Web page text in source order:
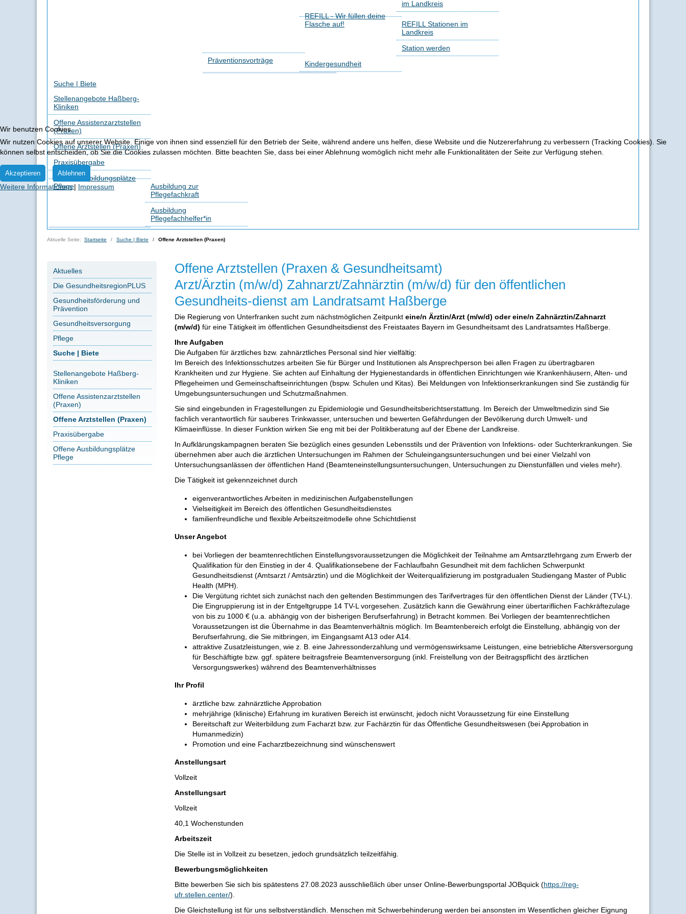
im Landkreis
REFILL - Wir füllen deine
Flasche auf!
REFILL Stationen im
Landkreis
Station werden
Präventionsvorträge
Kindergesundheit
Suche | Biete
Stellenangebote Haßberg-
Kliniken
Offene Assistenzarztstellen
(Praxen)
Offene Arztstellen (Praxen)
Praxisübergabe
Offene Ausbildungsplätze
Pflege
Ausbildung zur
Pflegefachkraft
Ausbildung
Pflegefachhelfer*in
Aktuelle Seite: Startseite Suche | Biete Offene Arztstellen (Praxen)
Aktuelles
Die GesundheitsregionPLUS
Gesundheitsförderung und
Prävention
Gesundheitsversorgung
Pflege
Suche | Biete
Stellenangebote Haßberg-
Kliniken
Offene Assistenzarztstellen
(Praxen)
Offene Arztstellen (Praxen)
Praxisübergabe
Offene Ausbildungsplätze
Pflege
Offene Arztstellen (Praxen & Gesundheitsamt)
Arzt/Ärztin (m/w/d) Zahnarzt/Zahnärztin (m/w/d) für den öffentlichen
Gesundheits-dienst am Landratsamt Haßberge
Die Regierung von Unterfranken sucht zum nächstmöglichen Zeitpunkt eine/n Ärztin/Arzt (m/w/d) odereine/n Zahnärztin/Zahnarzt
(m/w/d) für eine Tätigkeit im öffentlichen Gesundheitsdienst des Freistaates Bayern im Gesundheitsamt des Landratsamtes Haßberge.
Ihre Aufgaben
Die Aufgaben für ärztliches bzw. zahnärztliches Personal sind hier vielfältig:
Im Bereich des Infektionsschutzes arbeiten Sie für Bürger und Institutionen als Ansprechperson bei allen Fragen zu übertragbaren
Krankheiten und zur Hygiene. Sie achten auf Einhaltung der Hygienestandards in öffentlichen Einrichtungen wie Krankenhäusern, Alten- und
Pflegeheimen und Gemeinschaftseinrichtungen (bspw. Schulen und Kitas). Bei Meldungen von Infektionserkrankungen sind Sie zuständig für
Umgebungsuntersuchungen und Schutzmaßnahmen.
Sie sind eingebunden in Fragestellungen zu Epidemiologie und Gesundheitsberichtserstattung. Im Bereich der Umweltmedizin sind Sie
fachlich verantwortlich für sauberes Trinkwasser, untersuchen und bewerten Gefährdungen der Bevölkerung durch Umwelt- und
Klimaeinflüsse. In dieser Funktion wirken Sie eng mit bei der Politikberatung auf der Ebene der Landkreise.
In Aufklärungskampagnen beraten Sie bezüglich eines gesunden Lebensstils und der Prävention von Infektions- oder Suchterkrankungen. Sie
übernehmen aber auch die ärztlichen Untersuchungen im Rahmen der Schuleingangsuntersuchungen und bei einer Vielzahl von
Untersuchungsanlässen der öffentlichen Hand (Beamteneinstellungsuntersuchungen, Untersuchungen zu Dienstunfällen und vieles mehr).
Die Tätigkeit ist gekennzeichnet durch
eigenverantwortliches Arbeiten in medizinischen Aufgabenstellungen
Vielseitigkeit im Bereich des öffentlichen Gesundheitsdienstes
familienfreundliche und flexible Arbeitszeitmodelle ohne Schichtdienst
Unser Angebot
bei Vorliegen der beamtenrechtlichen Einstellungsvoraussetzungen die Möglichkeit der Teilnahme am Amtsarztlehrgang zum Erwerb der
Qualifikation für den Einstieg in der 4. Qualifikationsebene der Fachlaufbahn Gesundheit mit dem fachlichen Schwerpunkt
Gesundheitsdienst (Amtsarzt / Amtsärztin) und die Möglichkeit der Weiterqualifizierung im postgradualen Studiengang Master of Public
Health (MPH).
Die Vergütung richtet sich zunächst nach den geltenden Bestimmungen des Tarifvertrages für den öffentlichen Dienst der Länder (TV-L).
Die Eingruppierung ist in der Entgeltgruppe 14 TV-L vorgesehen. Zusätzlich kann die Gewährung einer übertariflichen Fachkräftezulage
von bis zu 1000 € (u.a. abhängig von der bisherigen Berufserfahrung) in Betracht kommen. Bei Vorliegen der beamtenrechtlichen
Voraussetzungen ist die Übernahme in das Beamtenverhältnis möglich. Im Beamtenbereich erfolgt die Einstellung, abhängig von der
Berufserfahrung, die Sie mitbringen, im Eingangsamt A13 oder A14.
attraktive Zusatzleistungen, wie z. B. eine Jahressonderzahlung und vermögenswirksame Leistungen, eine betriebliche Altersversorgung
für Beschäftigte bzw. ggf. spätere beitragsfreie Beamtenversorgung (inkl. Freistellung von der Beitragspflicht des ärztlichen
Versorgungswerkes) während des Beamtenverhältnisses
Ihr Profil
ärztliche bzw. zahnärztliche Approbation
mehrjährige (klinische) Erfahrung im kurativen Bereich ist erwünscht, jedoch nicht Voraussetzung für eine Einstellung
Bereitschaft zur Weiterbildung zum Facharzt bzw. zur Fachärztin für das Öffentliche Gesundheitswesen (bei Approbation in
Humanmedizin)
Promotion und eine Facharztbezeichnung sind wünschenswert
Anstellungsart
Vollzeit
Anstellungsart
Vollzeit
40,1 Wochenstunden
Arbeitszeit
Die Stelle ist in Vollzeit zu besetzen, jedoch grundsätzlich teilzeitfähig.
Bewerbungsmöglichkeiten
Bitte bewerben Sie sich bis spätestens 27.08.2023 ausschließlich über unser Online-Bewerbungsportal JOBquick (https://reg-
ufr.stellen.center/).
Die Gleichstellung ist für uns selbstverständlich. Menschen mit Schwerbehinderung werden bei ansonsten im Wesentlichen gleicher Eignung
Wir benutzen Cookies
Wir nutzen Cookies auf unserer Website. Einige von ihnen sind essenziell für den Betrieb der Seite, während andere uns helfen, diese Website und die Nutzererfahrung zu verbessern (Tracking Cookies). Sie
können selbst entscheiden, ob Sie die Cookies zulassen möchten. Bitte beachten Sie, dass bei einer Ablehnung womöglich nicht mehr alle Funktionalitäten der Seite zur Verfügung stehen.
Akzeptieren Ablehnen
Weitere Informationen| Impressum